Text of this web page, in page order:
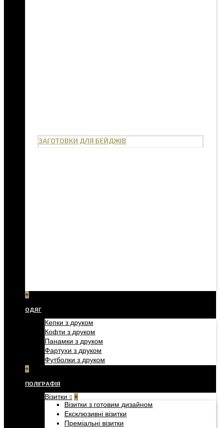
ЗАГОТОВКИ ДЛЯ БЕЙДЖІВ
+
ОДЯГ
Кепки з друком
Кофти з друком
Панамки з друком
Фартухи з друком
Футболки з друком
+
ПОЛІГРАФІЯ
Візитки +
Візитки з готовим дизайном
Ексклюзивні візитки
Преміальні візитки